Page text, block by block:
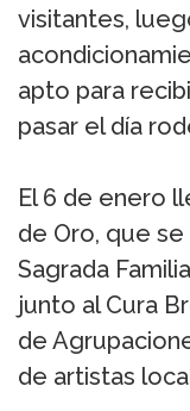
visitantes,
apto para
pasar el día
El 6 de enero
de Oro, que se
Sagrada
junto al Cura
de
de artistas